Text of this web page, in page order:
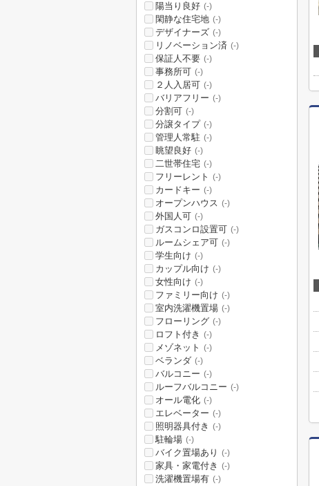
陽当り良好 (-)
閑静な住宅地 (-)
デザイナーズ (-)
リノベーション済 (-)
保証人不要 (-)
事務所可 (-)
２人入居可 (-)
バリアフリー (-)
分割可 (-)
分譲タイプ (-)
管理人常駐 (-)
眺望良好 (-)
二世帯住宅 (-)
フリーレント (-)
カードキー (-)
オープンハウス (-)
外国人可 (-)
ガスコンロ設置可 (-)
ルームシェア可 (-)
学生向け (-)
カップル向け (-)
女性向け (-)
ファミリー向け (-)
室内洗濯機置場 (-)
フローリング (-)
ロフト付き (-)
メゾネット (-)
ベランダ (-)
バルコニー (-)
ルーフバルコニー (-)
オール電化 (-)
エレベーター (-)
照明器具付き (-)
駐輪場 (-)
バイク置場あり (-)
家具・家電付き (-)
洗濯機置場有 (-)